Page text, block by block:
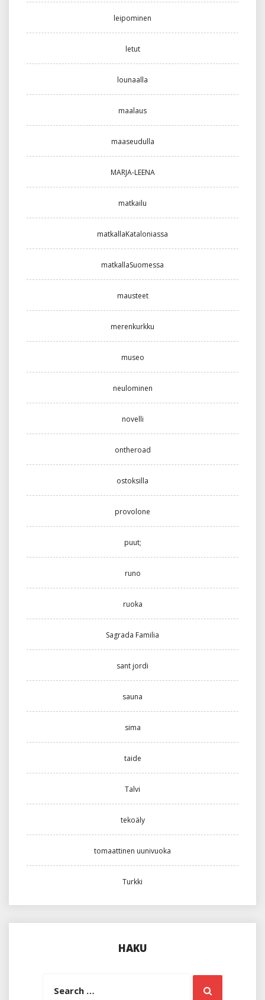
leipominen
letut
lounaalla
maalaus
maaseudulla
MARJA-LEENA
matkailu
matkallaKataloniassa
matkallaSuomessa
mausteet
merenkurkku
museo
neulominen
novelli
ontheroad
ostoksilla
provolone
puut;
runo
ruoka
Sagrada Familia
sant jordi
sauna
sima
taide
Talvi
tekoäly
tomaattinen uunivuoka
Turkki
HAKU
Search